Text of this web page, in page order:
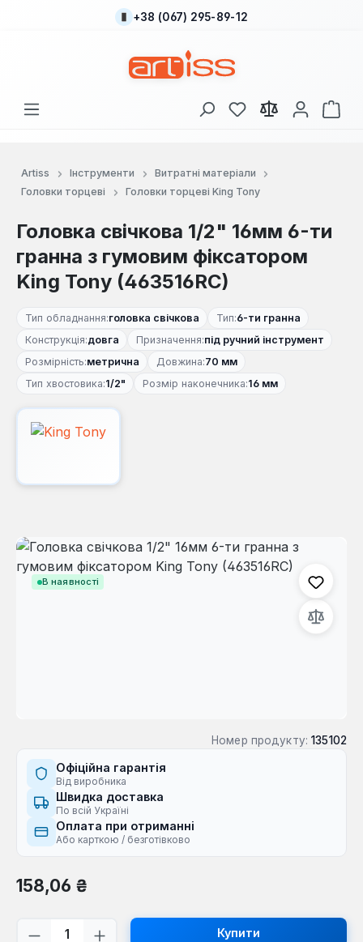
Перейти до основного вмісту
+38 (067) 295-89-12
У вас є 0 у списку
Artiss Інструменти
Витратні матеріали
Головки торцеві
Головки торцеві King Tony
Головка свічкова 1/2" 16мм 6-ти
гранна з гумовим фіксатором
King Tony (463516RC)
Тип обладнання:головка свічкова Тип:6-ти гранна
Конструкція:довга Призначення:під ручний інструмент
Розмірність:метрична Довжина:70 мм
Тип хвостовика:1/2" Розмір наконечника:16 мм
В наявності
Пропустити галерею зображень
Номер продукту: 135102
Офіційна гарантія
Від виробника
Швидка доставка
По всій Україні
Оплата при отриманні
Або карткою / безготівково
Звичайна ціна:
158,06 ₴
Кількість товару: Введіть потрібну
Купити